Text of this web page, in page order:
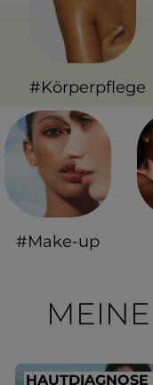
#Körperpflege
#Make-up
MEINE
HAUTDIAGNOSE